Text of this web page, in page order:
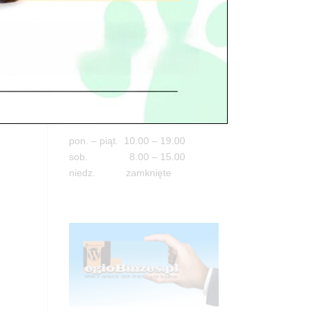
05-100 Nowy Dwór Mazowiecki
tel. 503 900 215
pon. – piąt. 10.00 – 19.00
sob. 8.00 – 15.00
niedz. zamknięte